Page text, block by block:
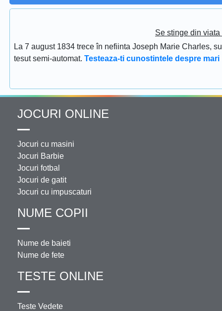
Se stinge din
La 7 august 1834 trece în nefiinta Joseph Marie Charles,
tesut semi-automat. Testeaza-ti cunostintele despre
JOCURI ONLINE
Jocuri cu masini
Jocuri Barbie
Jocuri fotbal
Jocuri de gatit
Jocuri cu impuscaturi
NUME COPII
Nume de baieti
Nume de fete
TESTE ONLINE
Teste Vedete